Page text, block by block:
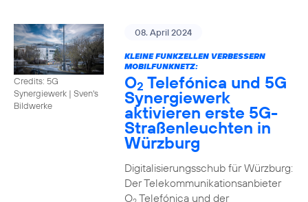
Credits: 5G
Synergiewerk | Sven's
Bildwerke
08. April 2024
KLEINE FUNKZELLEN VERBESSERN
MOBILFUNKNETZ:
O2 Telefónica und 5G
Synergiewerk
aktivieren erste 5G-
Straßenleuchten in
Würzburg
Digitalisierungsschub für Würzburg:
Der Telekommunikationsanbieter
O Telefónica und der